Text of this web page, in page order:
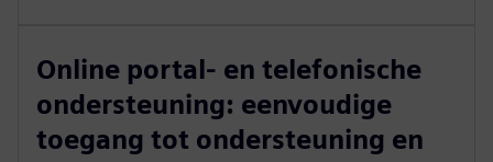
Online portal- en telefonische
ondersteuning: eenvoudige
toegang tot ondersteuning en